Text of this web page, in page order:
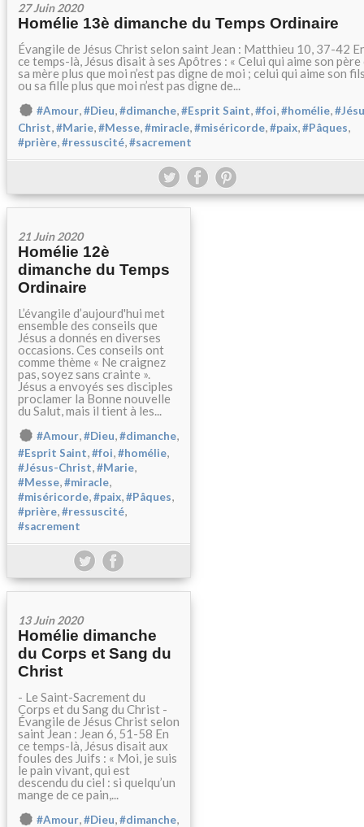
27 Juin 2020
Homélie 13è dimanche du Temps Ordinaire
Évangile de Jésus Christ selon saint Jean : Matthieu 10, 37-42
ce temps-là, Jésus disait à ses Apôtres : « Celui qui aime son père
sa mère plus que moi n’est pas digne de moi ; celui qui aime son
ou sa fille plus que moi n’est pas digne de...
#Amour,#Dieu,#dimanche,#Esprit Saint,#foi,#homélie,
Christ,#Marie,#Messe,#miracle,#miséricorde,#paix,#Pâques,
#prière,#ressuscité,#sacrement
21 Juin 2020
Homélie 12è
dimanche du Temps
Ordinaire
L’évangile d’aujourd'hui met
ensemble des conseils que
Jésus a donnés en diverses
occasions. Ces conseils ont
comme thème « Ne craignez
pas, soyez sans crainte ».
Jésus a envoyés ses disciples
proclamer la Bonne nouvelle
du Salut, mais il tient à les...
#Amour,#Dieu,#dimanche,
#Esprit Saint,#foi,#homélie,
#Jésus-Christ,#Marie,
#Messe,#miracle,
#miséricorde,#paix,#Pâques,
#prière,#ressuscité,
#sacrement
13 Juin 2020
Homélie dimanche
du Corps et Sang du
Christ
- Le Saint-Sacrement du
Corps et du Sang du Christ -
Évangile de Jésus Christ selon
saint Jean : Jean 6, 51-58 En
ce temps-là, Jésus disait aux
foules des Juifs : « Moi, je suis
le pain vivant, qui est
descendu du ciel : si quelqu’un
mange de ce pain,...
#Amour,#Dieu,#dimanche,